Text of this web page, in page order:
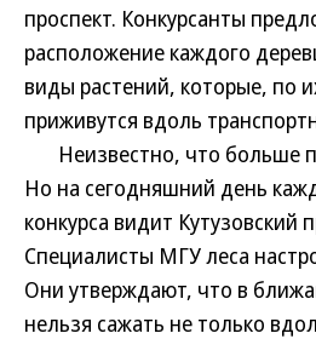
проспект. Конкурсанты
расположение каждого
виды растений, которые, по
приживутся вдоль
Неизвестно, что больше
Но на сегодняшний день
конкурса видит Кутузовский
Специалисты МГУ леса
Они утверждают, что в
нельзя сажать не только